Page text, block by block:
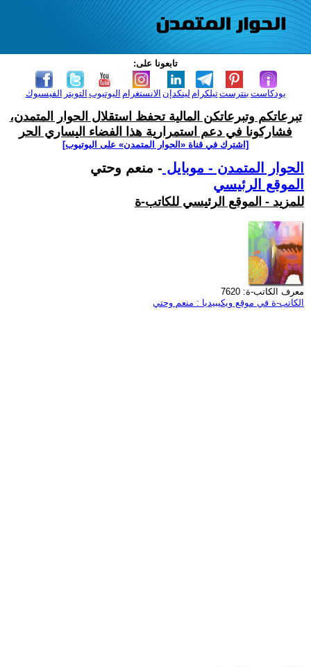
تابعونا على:
الفيسبوك التويتر اليوتيوب الانستغرام لينكدإن تيلكرامبنترست بودكاست
تبرعاتكم وتبرعاتكن المالية تحفظ استقلال الحوار المتمدن،
فشاركونا في دعم استمرارية هذا الفضاء اليساري الحر
[اشترك في قناة ‫«الحوار المتمدن» على اليوتيوب]
الحوار المتمدن - موبايل - منعم وحتي
الموقع الرئيسي
للمزيد - الموقع الرئيسي للكاتب-ة
معرف الكاتب-ة: 7620
الكاتب-ة في موقع ويكيبيديا : منعم وحتي